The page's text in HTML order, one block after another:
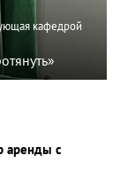
кафедрой
аренды с